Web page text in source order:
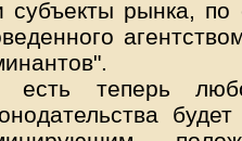
субъекты рынка, по
есть теперь